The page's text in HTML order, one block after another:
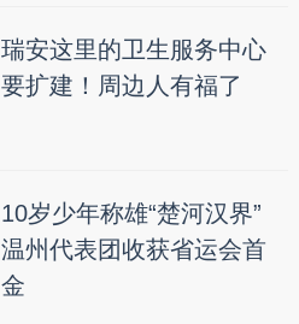
瑞安这里的卫生服务中心
要扩建！周边人有福了
10岁少年称雄“楚河汉界”
温州代表团收获省运会首
金